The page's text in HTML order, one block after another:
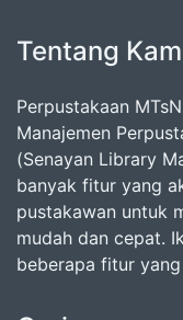
Tentang
Perpustakaan
Manajemen
(Senayan Library
banyak fitur yang
pustakawan untuk
mudah dan cepat.
beberapa fitur